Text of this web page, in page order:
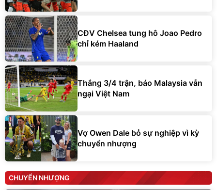
CĐV Chelsea tung hô Joao Pedro
chỉ kém Haaland
Thắng 3/4 trận, báo Malaysia vẫn
ngại Việt Nam
Vợ Owen Dale bỏ sự nghiệp vì kỳ
chuyển nhượng
CHUYỂN NHƯỢNG